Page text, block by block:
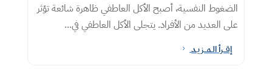
الضغوط النفسية، أصبح الأكل العاطفي ظاهرة شائعة تؤثر
على العديد من الأفراد. يتجلى الأكل العاطفي في...
إقــرأ الـمــزيـد 5